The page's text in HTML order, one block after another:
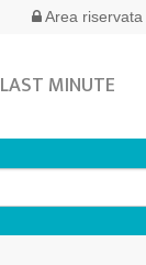
Area riservata
LAST MINUTE